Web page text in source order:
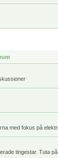
med fokus på
tingestar. Tuta